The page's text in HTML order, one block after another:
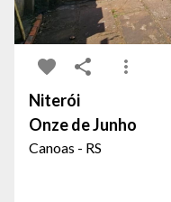
Niterói
Onze de Junho
Canoas - RS